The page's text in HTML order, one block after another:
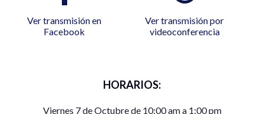
Ver transmisión en
Facebook
Ver transmisión por
videoconferencia
HORARIOS:
Viernes 7 de Octubre de 10:00 am a 1:00 pm